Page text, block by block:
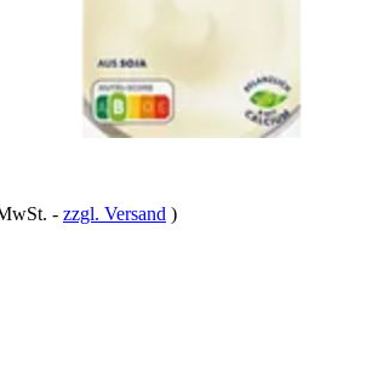
- zzgl. Versand )